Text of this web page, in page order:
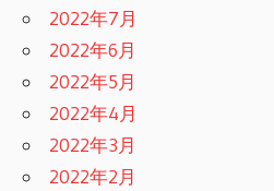
2022年7月
2022年6月
2022年5月
2022年4月
2022年3月
2022年2月